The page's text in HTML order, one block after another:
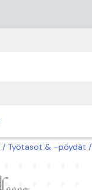
Työtasot & -pöydät